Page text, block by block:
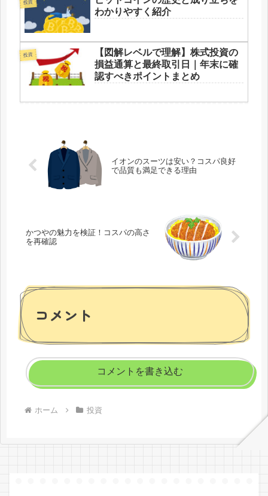
投資
わかりやすく紹介
投資
【図解レベルで理解】株式投資の
損益通算と最終取引日｜年末に確
認すべきポイントまとめ
イオンのスーツは安い？コスパ良好
で品質も満足できる理由
かつやの魅力を検証！コスパの高さ
を再確認
コメント
コメントを書き込む
ホーム 投資